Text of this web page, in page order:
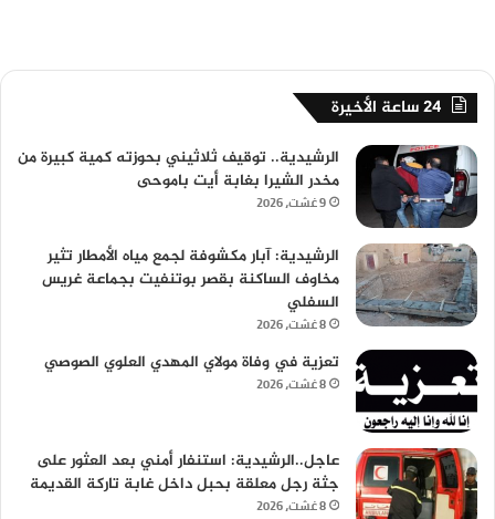
24 ساعة الأخيرة
الرشيدية.. توقيف ثلاثيني بحوزته كمية كبيرة من
مخدر الشيرا بغابة أيت باموحى
9 غشت، 2026
الرشيدية: آبار مكشوفة لجمع مياه الأمطار تثير
مخاوف الساكنة بقصر بوتنفيت بجماعة غريس
السفلي
8 غشت، 2026
تعزية في وفاة مولاي المهدي العلوي الصوصي
8 غشت، 2026
عاجل..الرشيدية: استنفار أمني بعد العثور على
جثة رجل معلقة بحبل داخل غابة تاركة القديمة
8 غشت، 2026